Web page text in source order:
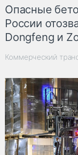
Опасные
России
Dongfeng и
Коммерческий